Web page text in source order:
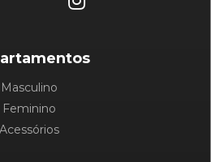
Masculino
Feminino
Acessórios